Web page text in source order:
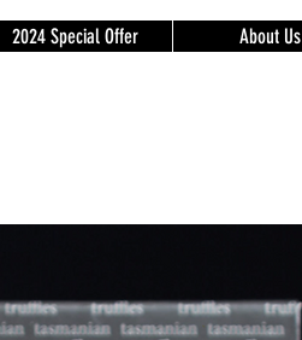
2024 Special Offer About Us